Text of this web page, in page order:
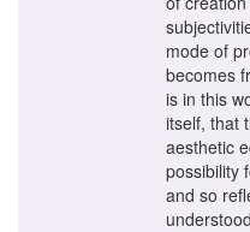
mode of
becomes
is in this
itself, that
aesthetic
possibility
and so